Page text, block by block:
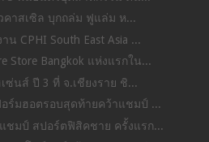
คาสเซิล บุกถล่ม ฟูแล่ม ห...
CPHI South East Asia ...
Store Bangkok แห่งแรกใน...
ซ่นส์ ปี 3 ที่ จ.เชียงราย ชิ...
ร์มฮอตรอบสุดท้ายคว้าแชมป์ ...
ชมป์ สปอร์ตฟิสิคชาย ครั้งแรก...